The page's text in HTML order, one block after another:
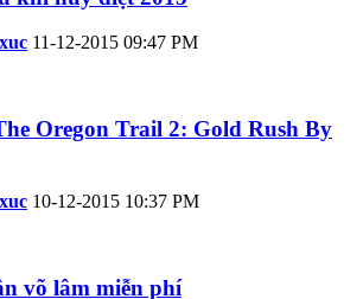
11-12-2015 09:47 PM
Oregon Trail 2: Gold Rush By
10-12-2015 10:37 PM
võ lâm miễn phí